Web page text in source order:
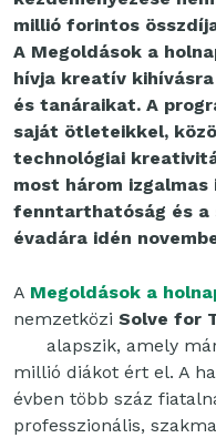
millió forintos
A Megoldások a
hívja kreatív
és tanáraikat. A
saját ötleteikkel,
technológiai
most három izgalmas
fenntarthatóság és a
évadára idén
A Megoldások a
nemzetközi Solve for
alapszik, amely
millió diákot ért el. A
évben több száz
professzionális,